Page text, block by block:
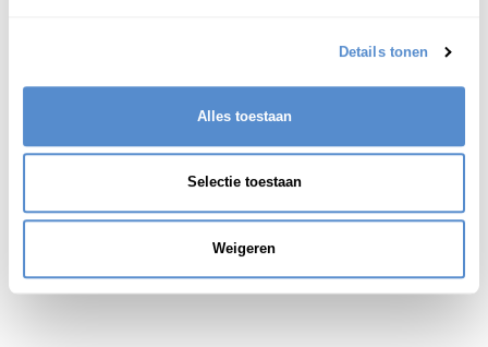
Details tonen
Alles toestaan
Selectie toestaan
Weigeren